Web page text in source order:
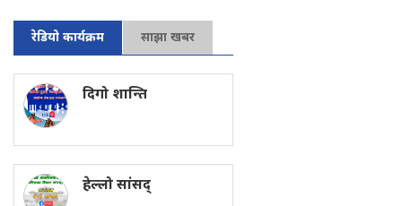
रेडियो कार्यक्रम साझा खबर
दिगो शान्ति
हेल्लो सांसद्